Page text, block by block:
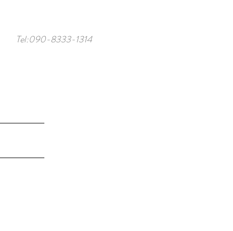
Tel:090-8333-1314